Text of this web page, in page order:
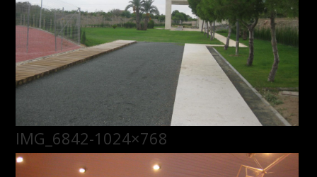
IMG_6842-1024×768